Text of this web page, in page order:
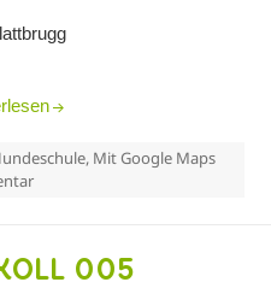
006
, Mit Google Maps
zu Fährtenprotokoll 006
005